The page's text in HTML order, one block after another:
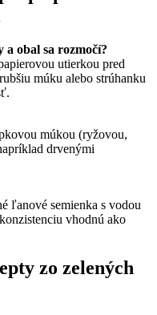
obal sa rozmočí?
utierkou pred
múku alebo strúhanku
múkou (ryžovou,
drvenými
ľanové semienka s vodou
vhodnú ako
zo zelených